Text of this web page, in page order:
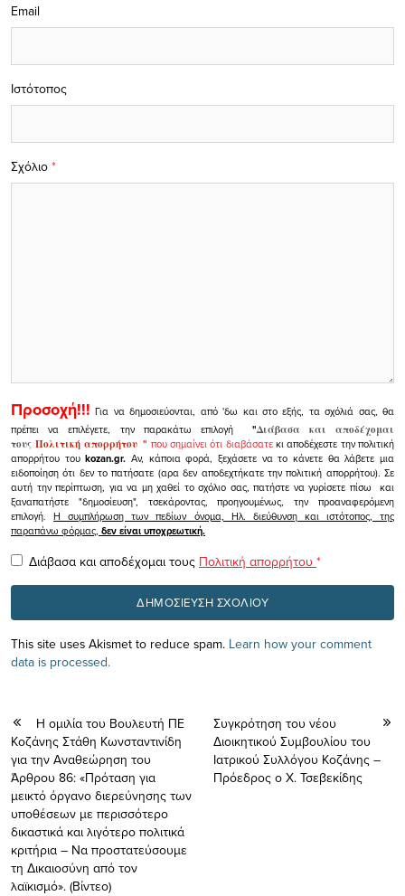
Σχόλιο *
Email
Ιστότοπος
Προσοχή!!! Για να δημοσιεύονται, από 'δω και στο εξής, τα σχόλιά σας, θα
πρέπει να επιλέγετε, την παρακάτω επιλογή
"Διάβασα και αποδέχομαι
τουςΠολιτική απορρήτου" που σημαίνει ότι διαβάσατεκι αποδέχεστε την πολιτική
απορρήτου τουkozan.gr. Αν, κάποια φορά, ξεχάσετε να το κάνετε θα λάβετε μια
ειδοποίηση ότι δεν το πατήσατε (αρα δεν αποδεχτήκατε την πολιτική απορρήτου). Σε
αυτή την περίπτωση, για να μη χαθεί το σχόλιο σας, πατήστε να γυρίσετε πίσω και
ξαναπατήστε "δημοσίευση", τσεκάροντας, προηγουμένως, την προαναφερόμενη
επιλογή.Η συμπλήρωση των πεδίων όνομα, Ηλ. διεύθυνση και ιστότοπος, της
παραπάνω φόρμας, δεν είναι υποχρεωτική.
Διάβασα και αποδέχομαι τους Πολιτική απορρήτου *
This site uses Akismet to reduce spam. Learn how your comment
data is processed.
Η ομιλία του Βουλευτή ΠΕ
Κοζάνης Στάθη Κωνσταντινίδη
για την Αναθεώρηση του
Άρθρου 86: «Πρόταση για
μεικτό όργανο διερεύνησης των
υποθέσεων με περισσότερο
δικαστικά και λιγότερο πολιτικά
κριτήρια – Να προστατεύσουμε
τη Δικαιοσύνη από τον
λαϊκισμό». (Bίντεο)
Συγκρότηση του νέου
Διοικητικού Συμβουλίου του
Ιατρικού Συλλόγου Κοζάνης –
Πρόεδρος ο Χ. Τσεβεκίδης